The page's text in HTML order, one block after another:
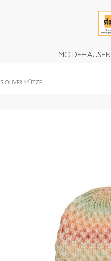
MODEHÄUSER
S.OLIVER MÜTZE